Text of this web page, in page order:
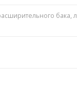
бака, л